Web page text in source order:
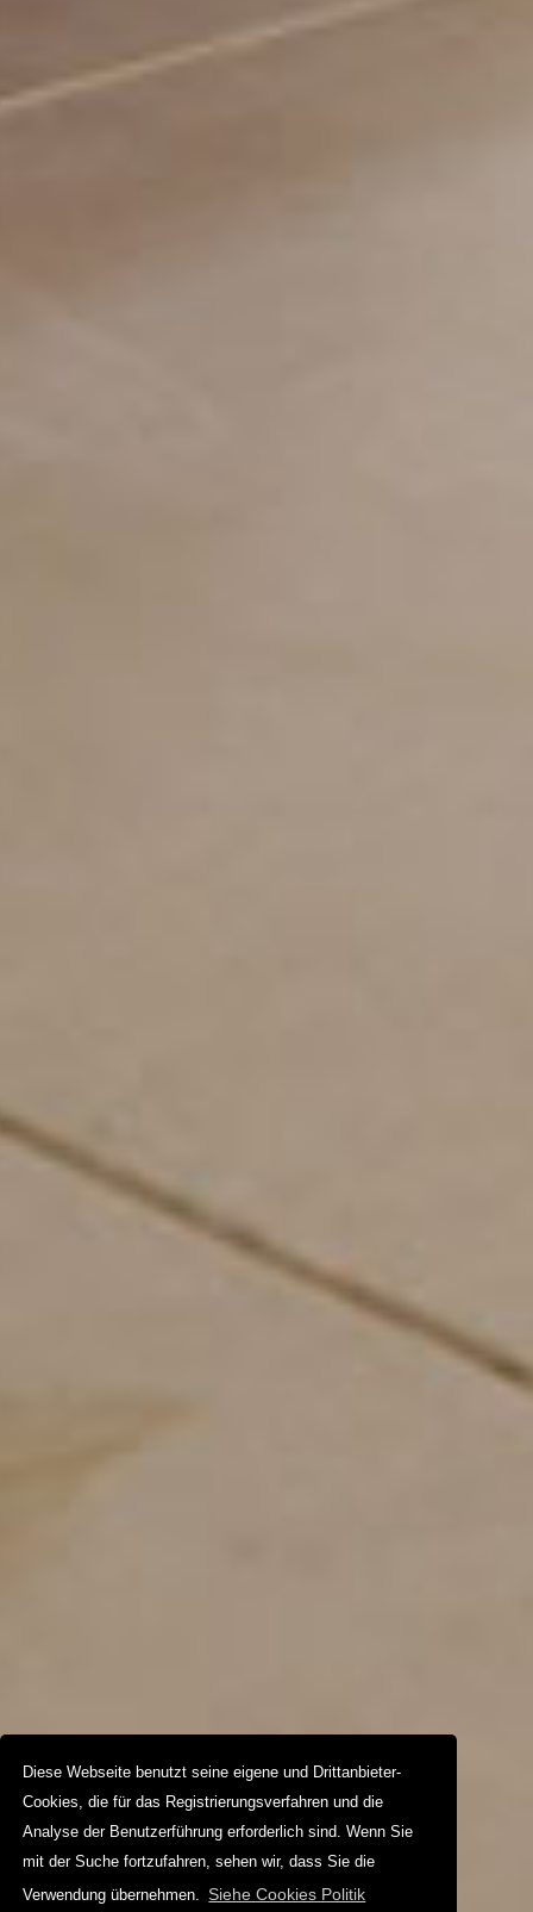
Diese Webseite benutzt seine eigene und Drittanbieter-
Cookies, die für das Registrierungsverfahren und die
Analyse der Benutzerführung erforderlich sind. Wenn Sie
mit der Suche fortzufahren, sehen wir, dass Sie die
Verwendung übernehmen. Siehe Cookies Politik